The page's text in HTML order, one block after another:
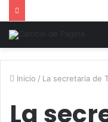
Inicio / La secretaria de
La